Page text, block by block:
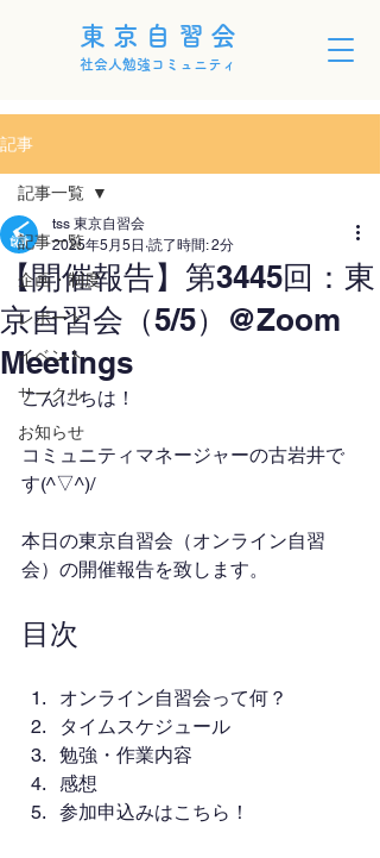
東京自習会
社会人勉強コミュニティ
記事
記事一覧
企画・制度
レポート
イベント
サークル
お知らせ
記事一覧
【開催報告】第3445回：東
京自習会（5/5）@Zoom
Meetings
tss 東京自習会
2025年5月5日 読了時間: 2分
こんにちは！
コミュニティマネージャーの古岩井で
す(^▽^)/
本日の東京自習会（オンライン自習
会）の開催報告を致します。
目次
オンライン自習会って何？
タイムスケジュール
勉強・作業内容
感想
参加申込みはこちら！